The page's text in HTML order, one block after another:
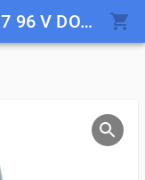
Westlake SA37 235/50 R17 96 V DOT23 (Gyártva: 2023 - garancia 2033-ig)